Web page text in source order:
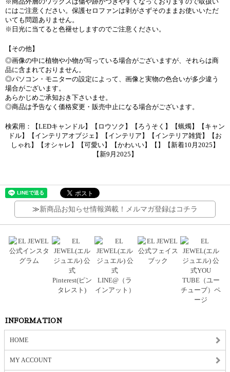
にはご注意ください。保護セロファンは剥がさずそのままお使いいただ
いても問題ありません。
※日光に当てると色褪せしますのでご注意ください。
【その他】
◎画像の中に植物や小物が写っている場合がございますが、それらは商
品に含まれておりません。
◎パソコン・モニターの設定によって、画像と実物の色合いが多少違う
場合がございます。
あらかじめご承知おき下さいませ。
◎商品は予告なく価格変更・販売中止になる場合がございます。
検索用：【LEDキャンドル】【ロウソク】【ろうそく】【蝋燭】【キャン
ドル】【インテリアオブジェ】【インテリア】【インテリア雑貨】【お
しゃれ】【オシャレ】【可愛い】【かわいい】【】【新着10月2025】
【新9月2025】
≫新商品お知らせ情報満載！メルマガ登録はコチラ
INFORMATION
HOME
MY ACCOUNT